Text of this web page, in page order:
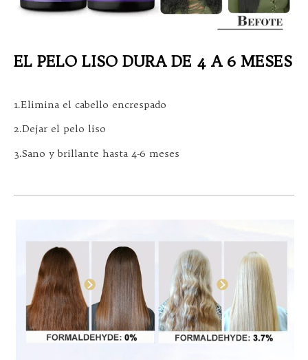
EL PELO LISO DURA DE 4 A 6 MESES
1.Elimina el cabello encrespado
2.Dejar el pelo liso
3.Sano y brillante hasta 4-6 meses